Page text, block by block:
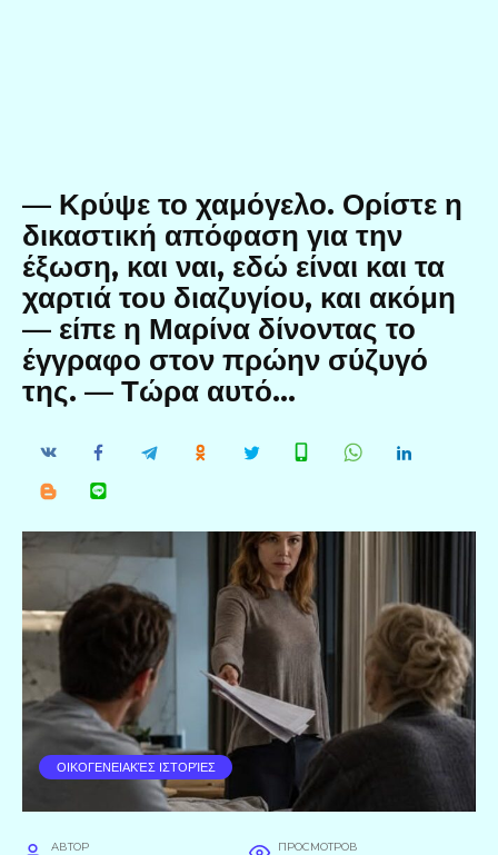
— Κρύψε το χαμόγελο. Ορίστε η
δικαστική απόφαση για την
έξωση, και ναι, εδώ είναι και τα
χαρτιά του διαζυγίου, και ακόμη
— είπε η Μαρίνα δίνοντας το
έγγραφο στον πρώην σύζυγό
της. — Τώρα αυτό…
ΟΙΚΟΓΕΝΕΙΑΚΈΣ ΙΣΤΟΡΊΕΣ
АВТОР ПРОСМОТРОВ